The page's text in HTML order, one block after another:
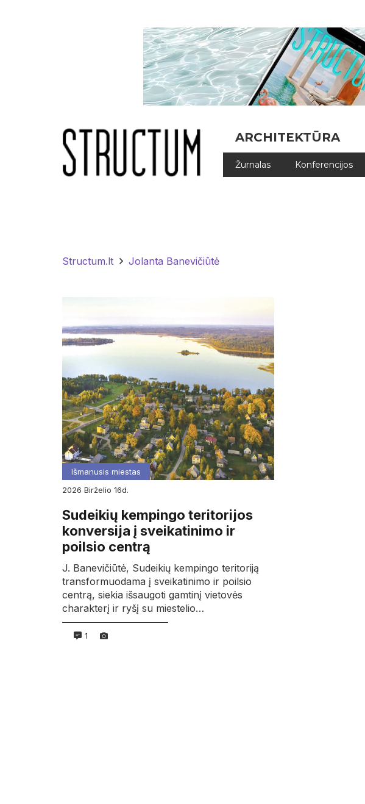
ARCHITEKTŪRA
Žurnalas Konferencijos
Structum.lt Jolanta Banevičiūtė
Išmanusis miestas
2026
birželio 16d.
Sudeikių kempingo teritorijos
konversija į sveikatinimo ir
poilsio centrą
J. Banevičiūtė, Sudeikių kempingo teritoriją
transformuodama į sveikatinimo ir poilsio
centrą, siekia išsaugoti gamtinį vietovės
charakterį ir ryšį su miestelio…
1